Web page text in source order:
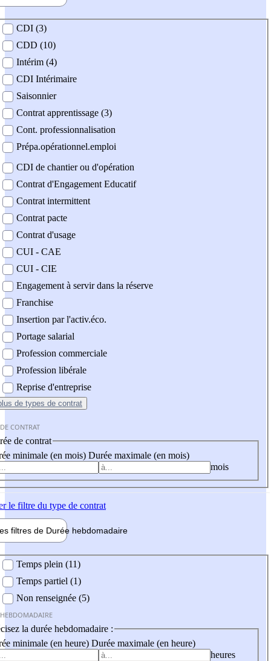
contrat
CDI (3)
CDD (10)
Intérim (4)
CDI Intérimaire
Saisonnier
Contrat apprentissage (3)
Cont. professionnalisation
Prépa.opérationnel.emploi
CDI de chantier ou d'opération
Contrat d'Engagement Educatif
Contrat intermittent
Contrat pacte
Contrat d'usage
CUI - CAE
CUI - CIE
Engagement à servir dans la réserve
Franchise
Insertion par l'activ.éco.
Portage salarial
Profession commerciale
Profession libérale
Reprise d'entreprise
de types de contrat
CONTRAT
de contrat
minimale (en mois) Durée maximale (en mois)
mois
le filtre du type de contrat
filtres de Durée hebdomadaire
Temps plein (11)
Temps partiel (1)
Non renseignée (5)
la durée hebdomadaire :
minimale (en heure) Durée maximale (en heure)
heures